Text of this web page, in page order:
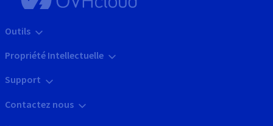
Outils
Propriété Intellectuelle
Support
Contactez nous